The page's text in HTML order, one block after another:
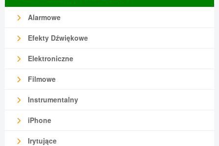
Alarmowe
Efekty Dźwiękowe
Elektroniczne
Filmowe
Instrumentalny
iPhone
Irytujące